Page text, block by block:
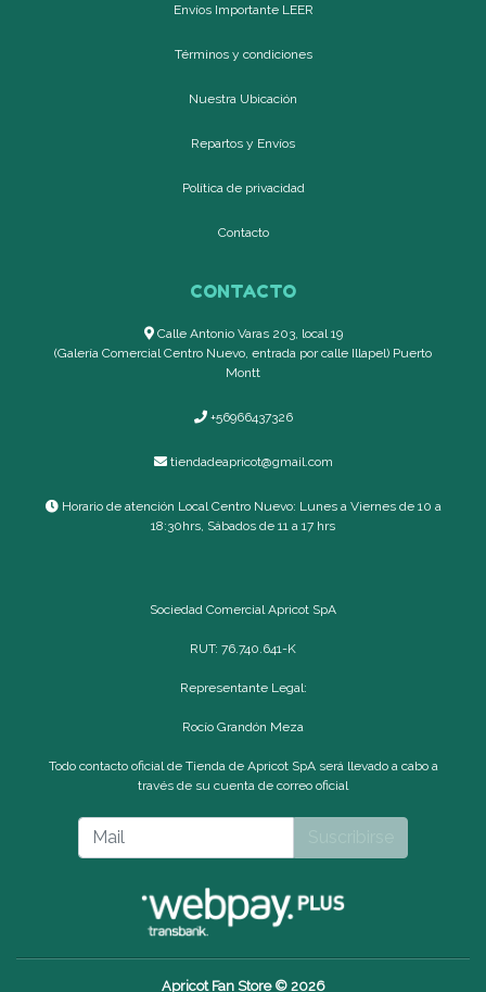
Envíos Importante LEER
Términos y condiciones
Nuestra Ubicación
Repartos y Envíos
Política de privacidad
Contacto
CONTACTO
Calle Antonio Varas 203, local 19
(Galería Comercial Centro Nuevo, entrada por calle Illapel) Puerto
Montt
+56966437326
tiendadeapricot@gmail.com
Horario de atención Local Centro Nuevo: Lunes a Viernes de 10 a
18:30hrs, Sábados de 11 a 17 hrs
Sociedad Comercial Apricot SpA
RUT: 76.740.641-K
Representante Legal:
Rocío Grandón Meza
Todo contacto oficial de Tienda de Apricot SpA será llevado a cabo a
través de su cuenta de correo oficial
Apricot Fan Store © 2026